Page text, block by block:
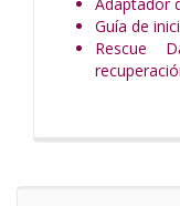
Guía de
Rescue